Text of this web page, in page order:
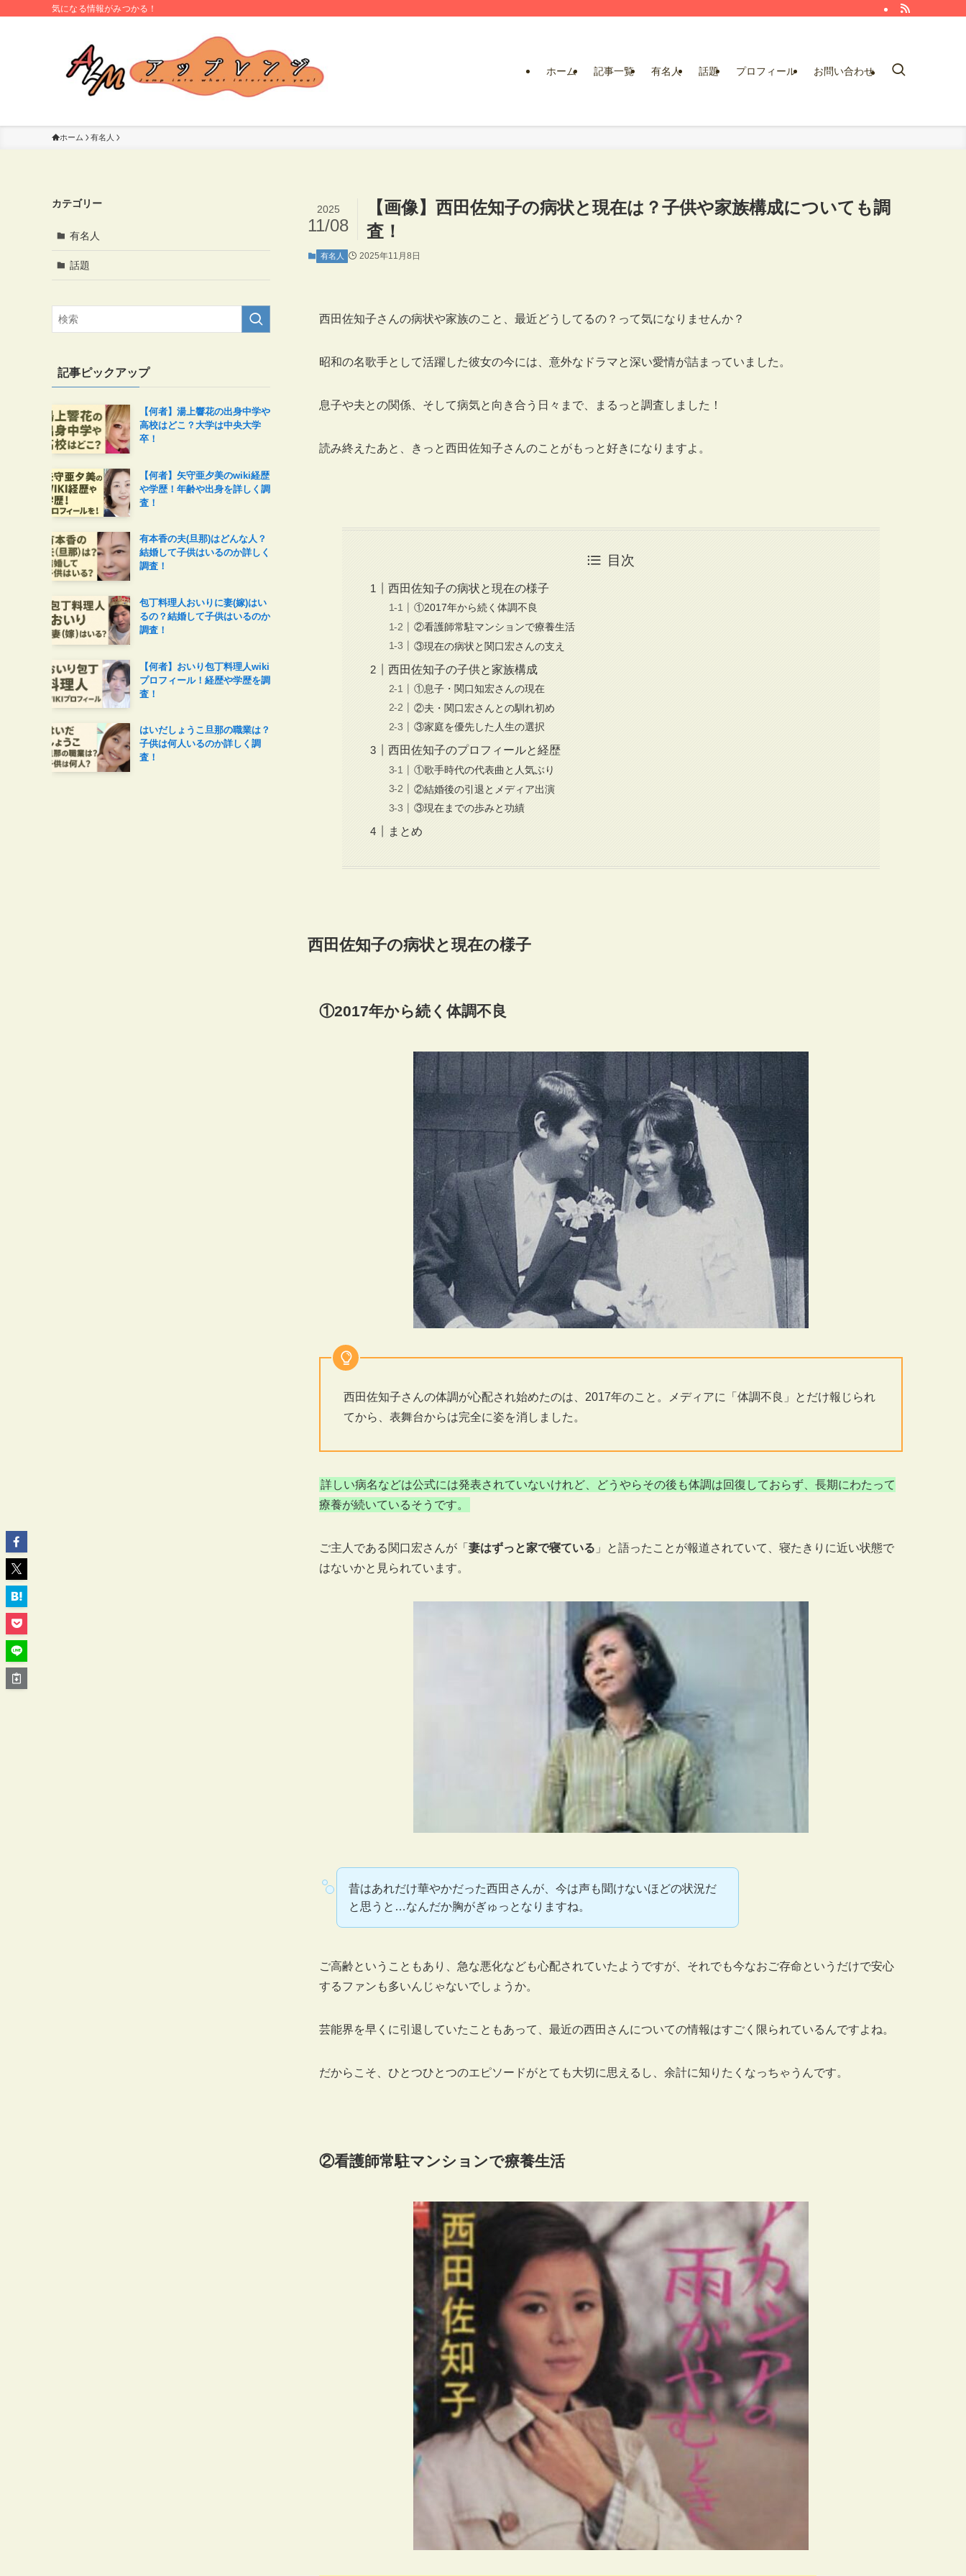
気になる情報がみつかる！
ホーム 記事一覧 有名人 話題 プロフィール お問い合わせ
ホーム 有名人
【画像】西田佐知子の病状と現在は？子供や家族構成についても調
査！
2025
11/08
有名人 2025年11月8日
西田佐知子さんの病状や家族のこと、最近どうしてるの？って気になりませんか？
昭和の名歌手として活躍した彼女の今には、意外なドラマと深い愛情が詰まっていました。
息子や夫との関係、そして病気と向き合う日々まで、まるっと調査しました！
読み終えたあと、きっと西田佐知子さんのことがもっと好きになりますよ。
目次
西田佐知子の病状と現在の様子
①2017年から続く体調不良
②看護師常駐マンションで療養生活
③現在の病状と関口宏さんの支え
西田佐知子の子供と家族構成
①息子・関口知宏さんの現在
②夫・関口宏さんとの馴れ初め
③家庭を優先した人生の選択
西田佐知子のプロフィールと経歴
①歌手時代の代表曲と人気ぶり
②結婚後の引退とメディア出演
③現在までの歩みと功績
まとめ
西田佐知子の病状と現在の様子
①2017年から続く体調不良
西田佐知子さんの体調が心配され始めたのは、2017年のこと。メディアに「体調不良」とだけ報じられ
てから、表舞台からは完全に姿を消しました。
詳しい病名などは公式には発表されていないけれど、どうやらその後も体調は回復しておらず、長期にわたって
療養が続いているそうです。
ご主人である関口宏さんが「 妻はずっと家で寝ている 」と語ったことが報道されていて、寝たきりに近い状態で
はないかと見られています。
昔はあれだけ華やかだった西田さんが、今は声も聞けないほどの状況だ
と思うと…なんだか胸がぎゅっとなりますね。
ご高齢ということもあり、急な悪化なども心配されていたようですが、それでも今なおご存命というだけで安心
するファンも多いんじゃないでしょうか。
芸能界を早くに引退していたこともあって、最近の西田さんについての情報はすごく限られているんですよね。
だからこそ、ひとつひとつのエピソードがとても大切に思えるし、余計に知りたくなっちゃうんです。
②看護師常駐マンションで療養生活
カテゴリー
有名人
話題
記事ピックアップ
【何者】湯上響花の出身中学や
高校はどこ？大学は中央大学
卒！
【何者】矢守亜夕美のwiki経歴
や学歴！年齢や出身を詳しく調
査！
有本香の夫(旦那)はどんな人？
結婚して子供はいるのか詳しく
調査！
包丁料理人おいりに妻(嫁)はい
るの？結婚して子供はいるのか
調査！
【何者】おいり包丁料理人wiki
プロフィール！経歴や学歴を調
査！
はいだしょうこ旦那の職業は？
子供は何人いるのか詳しく調
査！